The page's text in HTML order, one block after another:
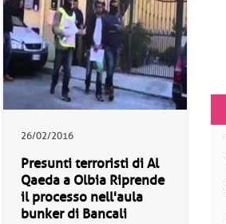
26/02/2016
Presunti terroristi di Al
Qaeda a Olbia Riprende
il processo nell'aula
bunker di Bancali